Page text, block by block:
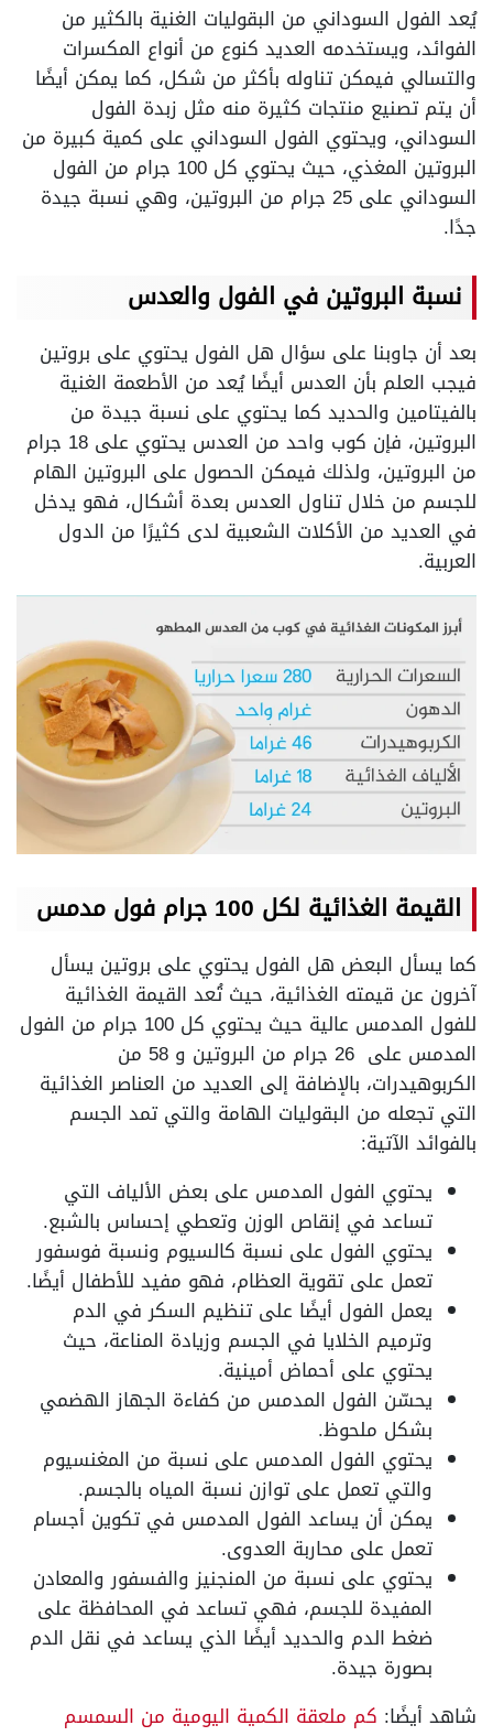
يُعد الفول السوداني من البقوليات الغنية بالكثير من
الفوائد، ويستخدمه العديد كنوع من أنواع المكسرات
والتسالي فيمكن تناوله بأكثر من شكل، كما يمكن أيضًا
أن يتم تصنيع منتجات كثيرة منه مثل زبدة الفول
السوداني، ويحتوي الفول السوداني على كمية كبيرة من
البروتين المغذي، حيث يحتوي كل 100 جرام من الفول
السوداني على 25 جرام من البروتين، وهي نسبة جيدة
جدًا.
نسبة البروتين في الفول والعدس
بعد أن جاوبنا على سؤال هل الفول يحتوي على بروتين
فيجب العلم بأن العدس أيضًا يُعد من الأطعمة الغنية
بالفيتامين والحديد كما يحتوي على نسبة جيدة من
البروتين، فإن كوب واحد من العدس يحتوي على 18 جرام
من البروتين، ولذلك فيمكن الحصول على البروتين الهام
للجسم من خلال تناول العدس بعدة أشكال، فهو يدخل
في العديد من الأكلات الشعبية لدى كثيرًا من الدول
العربية.
القيمة الغذائية لكل 100 جرام فول مدمس
كما يسأل البعض هل الفول يحتوي على بروتين يسأل
آخرون عن قيمته الغذائية، حيث تُعد القيمة الغذائية
للفول المدمس عالية حيث يحتوي كل 100 جرام من الفول
المدمس على 26 جرام من البروتين و 58 من
الكربوهيدرات، بالإضافة إلى العديد من العناصر الغذائية
التي تجعله من البقوليات الهامة والتي تمد الجسم
بالفوائد الآتية:
يحتوي الفول المدمس على بعض الألياف التي
تساعد في إنقاص الوزن وتعطي إحساس بالشبع.
يحتوي الفول على نسبة كالسيوم ونسبة فوسفور
تعمل على تقوية العظام، فهو مفيد للأطفال أيضًا.
يعمل الفول أيضًا على تنظيم السكر في الدم
وترميم الخلايا في الجسم وزيادة المناعة، حيث
يحتوي على أحماض أمينية.
يحسّن الفول المدمس من كفاءة الجهاز الهضمي
بشكل ملحوظ.
يحتوي الفول المدمس على نسبة من المغنسيوم
والتي تعمل على توازن نسبة المياه بالجسم.
يمكن أن يساعد الفول المدمس في تكوين أجسام
تعمل على محاربة العدوى.
يحتوي على نسبة من المنجنيز والفسفور والمعادن
المفيدة للجسم، فهي تساعد في المحافظة على
ضغط الدم والحديد أيضًا الذي يساعد في نقل الدم
بصورة جيدة.
شاهد أيضًا: كم ملعقة الكمية اليومية من السمسم